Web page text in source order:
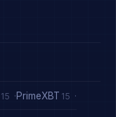
15 PrimeXBT 15